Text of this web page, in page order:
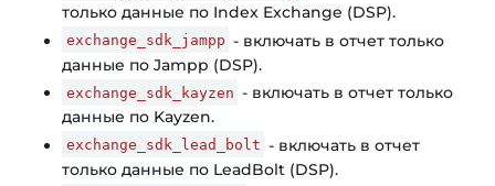
только данные по Index Exchange (DSP).
exchange_sdk_jampp - включать в отчет только
данные по Jampp (DSP).
exchange_sdk_kayzen - включать в отчет только
данные по Kayzen.
exchange_sdk_lead_bolt - включать в отчет
только данные по LeadBolt (DSP).